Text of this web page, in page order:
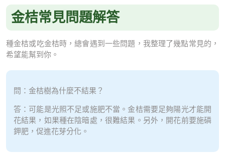
金桔常見問題解答
種金桔或吃金桔時，總會遇到一些問題，我整理了幾點常見的，
希望能幫到你。
問：金桔樹為什麼不結果？
答：可能是光照不足或施肥不當。金桔需要足夠陽光才能開
花結果，如果種在陰暗處，很難結果。另外，開花前要施磷
鉀肥，促進花芽分化。